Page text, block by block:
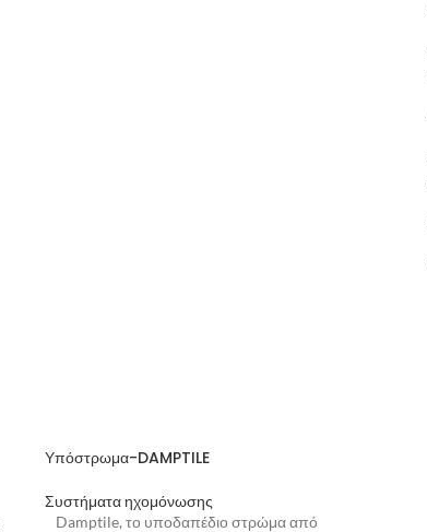
Υπόστρωμα-DAMPTILE
Συστήματα ηχομόνωσης
Damptile, το υποδαπέδιο στρώμα από